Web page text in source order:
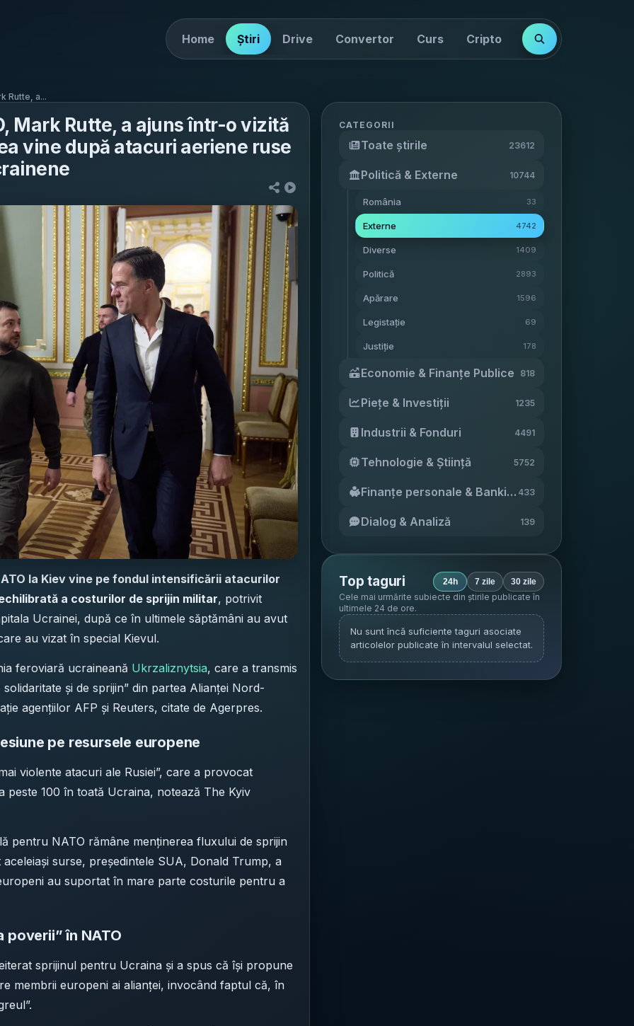
Home Știri Drive Convertor Curs Cripto Cotații
Rutte, a...
Mark Rutte, a ajuns într-o vizită
vine după atacuri aeriene ruse
la Kiev vine pe fondul intensificării atacurilor
a costurilor de sprijin militar, potrivit
Ucrainei, după ce în ultimele săptămâni au avut
au vizat în special Kievul.
feroviară ucraineană Ukrzaliznytsia, care a transmis
și de sprijin” din partea Alianței Nord-
agențiilor AFP și Reuters, citate de Agerpres.
pe resursele europene
violente atacuri ale Rusiei”, care a provocat
peste 100 în toată Ucraina, notează The Kyiv
pentru NATO rămâne menținerea fluxului de sprijin
surse, președintele SUA, Donald Trump, a
au suportat în mare parte costurile pentru a
poverii” în NATO
sprijinul pentru Ucraina și a spus că își propune
membrii europeni ai alianței, invocând faptul că, în
CATEGORII
Toate știrile 23612
Politică & Externe 10744
România 33
Externe 4742
Diverse 1409
Politică 2893
Apărare 1596
Legistație 69
Justiție 178
Economie & Finanțe Publice 818
Piețe & Investiții 1235
Industrii & Fonduri 4491
Tehnologie & Știință 5752
Finanțe personale & Banking 433
Dialog & Analiză 139
Top taguri 24h 7 zile 30 zile
Cele mai urmărite subiecte din știrile publicate în
ultimele 24 de ore.
Nu sunt încă suficiente taguri asociate
articolelor publicate în intervalul selectat.